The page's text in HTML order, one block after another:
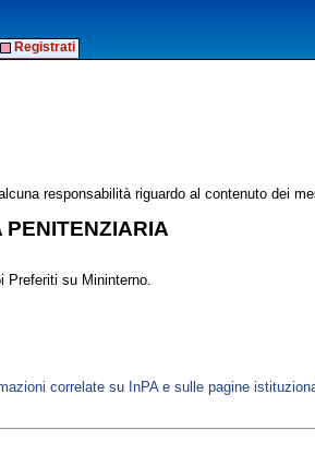
Registrati
responsabilità riguardo al contenuto dei
Preferiti su Mininterno.
correlate su InPA e sulle pagine